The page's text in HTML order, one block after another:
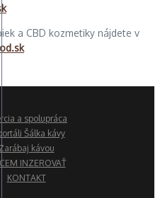
a CBD kozmetiky nájdete v
a spolupráca
Šálka kávy
Zarábaj kávou
INZEROVAŤ
KONTAKT